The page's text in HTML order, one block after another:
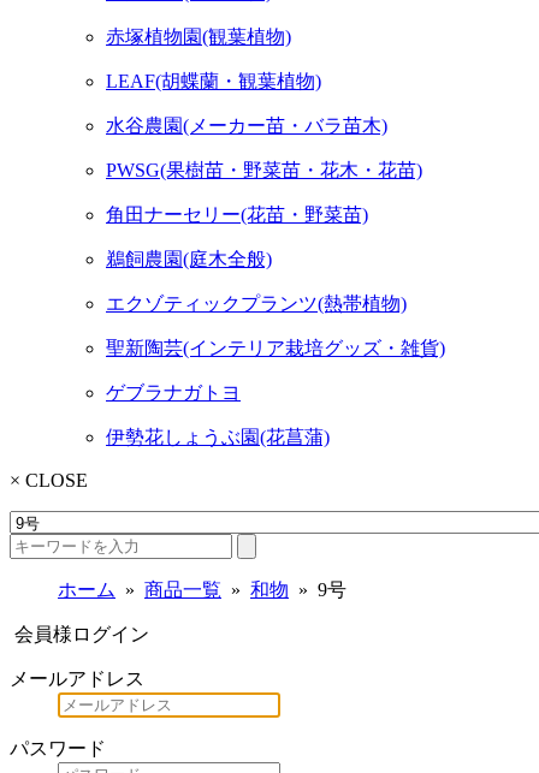
赤塚植物園(観葉植物)
LEAF(胡蝶蘭・観葉植物)
水谷農園(メーカー苗・バラ苗木)
PWSG(果樹苗・野菜苗・花木・花苗)
角田ナーセリー(花苗・野菜苗)
鵜飼農園(庭木全般)
エクゾティックプランツ(熱帯植物)
聖新陶芸(インテリア栽培グッズ・雑貨)
ゲブラナガトヨ
伊勢花しょうぶ園(花菖蒲)
× CLOSE
ホーム 商品一覧 和物 9号
会員様ログイン
メールアドレス
パスワード